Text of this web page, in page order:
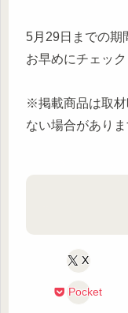
5月29日までの期
お早めにチェッ
※掲載商品は取
ない場合がありま
X
Pocket